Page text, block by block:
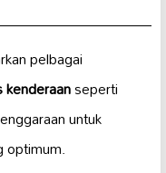
pelbagai
seperti
untuk
optimum.